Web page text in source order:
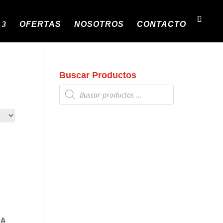
OFERTAS NOSOTROS CONTACTO
Buscar Productos
Búsqueda
de
productos